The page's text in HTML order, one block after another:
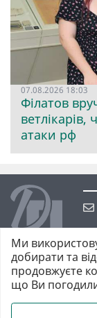
07.08.2026 18:03
Філатов
атаки рф
©2026 https://
Всі права
Ми
добирати та
продовжуєте
що Ви